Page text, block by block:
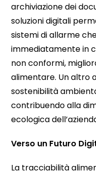
archiviazione dei
soluzioni digitali
sistemi di allarme
immediatamente in
non conformi,
alimentare. Un altro
sostenibilità
contribuendo alla
ecologica
Verso un Futuro
La tracciabilità